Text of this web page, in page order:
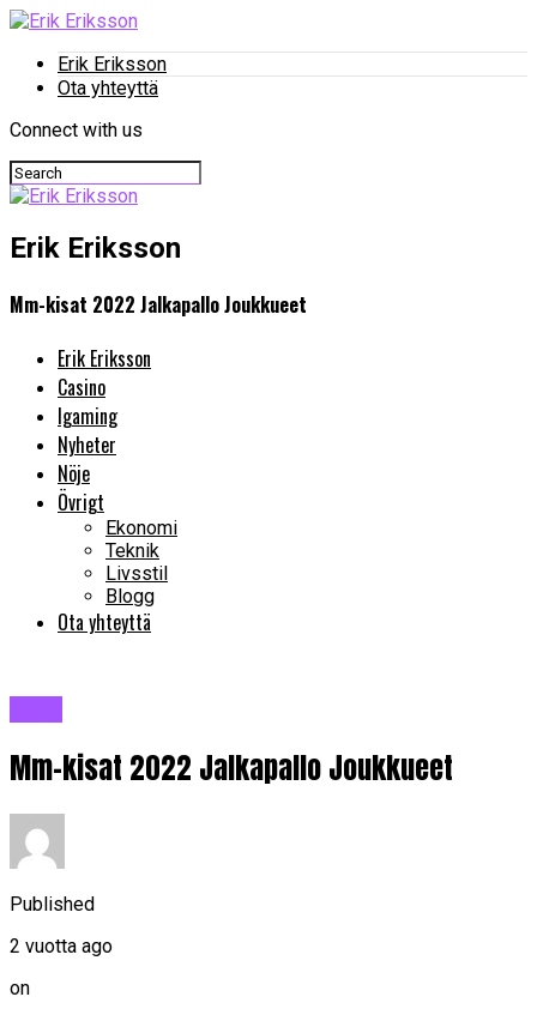
Erik Eriksson
Ota yhteyttä
Connect with us
Erik Eriksson
Mm-kisat 2022 Jalkapallo Joukkueet
Erik Eriksson
Casino
Igaming
Nyheter
Nöje
Övrigt
Ekonomi
Teknik
Livsstil
Blogg
Ota yhteyttä
Mm-kisat 2022 Jalkapallo Joukkueet
Published
2 vuotta ago
on